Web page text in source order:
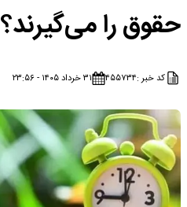
حقوق را می‌گیرند؟
کد خبر :۴۵۵۷۳۴ ۳۱ خرداد ۱۴۰۵ - ۲۳:۵۶